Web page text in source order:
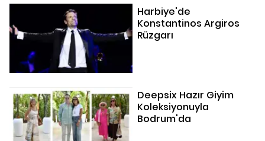
Harbiye'de
Konstantinos Argiros
Rüzgarı
Deepsix Hazır Giyim
Koleksiyonuyla
Bodrum'da